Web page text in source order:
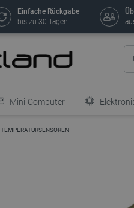
Einfache Rückgabe
bis zu 30 Tagen
Mini-Computer
TEMPERATURSENSOREN